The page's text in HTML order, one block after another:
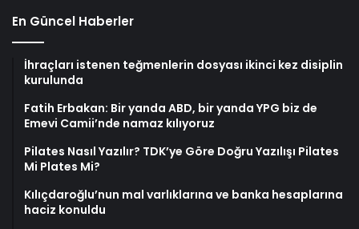
En Güncel Haberler
İhraçları istenen teğmenlerin dosyası ikinci kez disiplin
kurulunda
Fatih Erbakan: Bir yanda ABD, bir yanda YPG biz de
Emevi Camii’nde namaz kılıyoruz
Pilates Nasıl Yazılır? TDK’ye Göre Doğru Yazılışı Pilates
Mi Plates Mi?
Kılıçdaroğlu’nun mal varlıklarına ve banka hesaplarına
haciz konuldu